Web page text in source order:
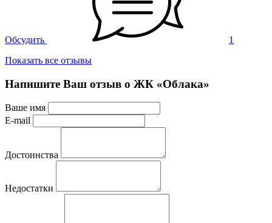
Обсудить
1
Показать все отзывы
Напишите Ваш отзыв о ЖК «Облака»
Ваше имя
E-mail
Достоинства
Недостатки